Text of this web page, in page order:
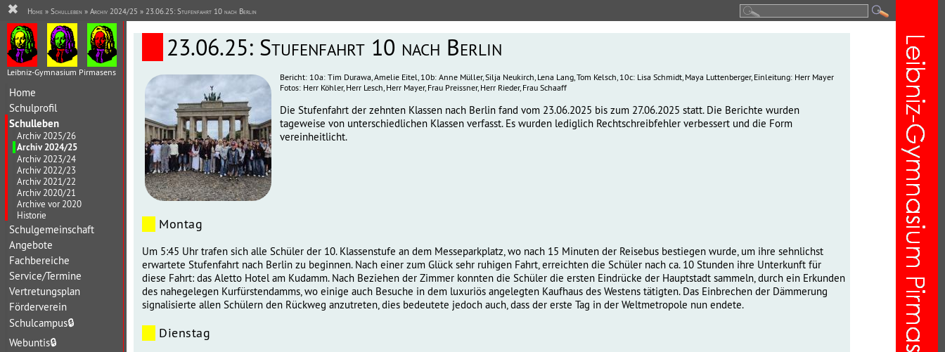
Leibniz-Gymnasium Pirmasens
Home
Schulprofil
Schulleben
Archiv 2025/26
Archiv 2024/25
Archiv 2023/24
Archiv 2022/23
Archiv 2021/22
Archiv 2020/21
Archive vor 2020
Historie
Schulgemeinschaft
Angebote
Fachbereiche
Service/Termine
Vertretungsplan
Förderverein
Schulcampus🔒
Webuntis🔒
23.06.25: Stufenfahrt 10 nach Berlin
Bericht: 10a: Tim Durawa, Amelie Eitel, 10b: Anne Müller, Silja Neukirch, Lena Lang, Tom Kelsch, 10c: Lisa Schmidt, Maya Luttenberger, Einleitung: Herr Mayer
Fotos: Herr Köhler, Herr Lesch, Herr Mayer, Frau Preissner, Herr Rieder, Frau Schaaff
Die Stufenfahrt der zehnten Klassen nach Berlin fand vom 23.06.2025 bis zum 27.06.2025 statt. Die Berichte wurden
tageweise von unterschiedlichen Klassen verfasst. Es wurden lediglich Rechtschreibfehler verbessert und die Form
vereinheitlicht.
Montag
Um 5:45 Uhr trafen sich alle Schüler der 10. Klassenstufe an dem Messeparkplatz, wo nach 15 Minuten der Reisebus bestiegen wurde, um ihre sehnlichst
erwartete Stufenfahrt nach Berlin zu beginnen. Nach einer zum Glück sehr ruhigen Fahrt, erreichten die Schüler nach ca. 10 Stunden ihre Unterkunft für
diese Fahrt: das Aletto Hotel am Kudamm. Nach Beziehen der Zimmer konnten die Schüler die ersten Eindrücke der Hauptstadt sammeln, durch ein Erkunden
des nahegelegen Kurfürstendamms, wo einige auch Besuche in dem luxuriös angelegten Kaufhaus des Westens tätigten. Das Einbrechen der Dämmerung
signalisierte allen Schülern den Rückweg anzutreten, dies bedeutete jedoch auch, dass der erste Tag in der Weltmetropole nun endete.
Dienstag
✖ Home » Schulleben » Archiv 2024/25 » 23.06.25: Stufenfahrt 10 nach Berlin